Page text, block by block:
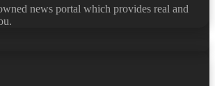
news portal which provides real and